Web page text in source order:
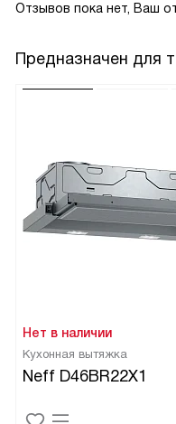
Отзывов пока нет, Ваш
Предназначен для
Нет в наличии
Кухонная вытяжка
Neff D46BR22X1